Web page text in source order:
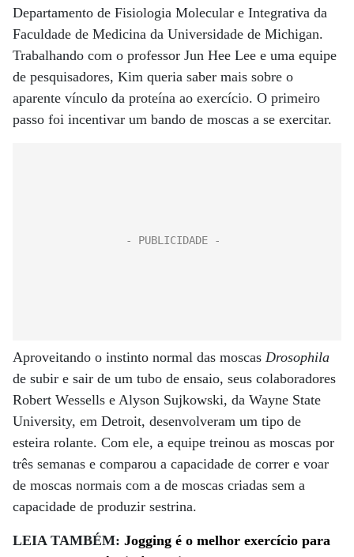
Departamento de Fisiologia Molecular e Integrativa da
Faculdade de Medicina da Universidade de Michigan.
Trabalhando com o professor Jun Hee Lee e uma equipe
de pesquisadores, Kim queria saber mais sobre o
aparente vínculo da proteína ao exercício. O primeiro
passo foi incentivar um bando de moscas a se exercitar.
Aproveitando o instinto normal das moscas Drosophila
de subir e sair de um tubo de ensaio, seus colaboradores
Robert Wessells e Alyson Sujkowski, da Wayne State
University, em Detroit, desenvolveram um tipo de
esteira rolante. Com ele, a equipe treinou as moscas por
três semanas e comparou a capacidade de correr e voar
de moscas normais com a de moscas criadas sem a
capacidade de produzir sestrina.
LEIA TAMBÉM: Jogging é o melhor exercício para